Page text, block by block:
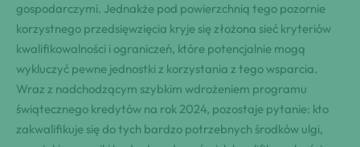
gospodarczymi. Jednakże pod powierzchnią tego pozornie
korzystnego przedsięwzięcia kryje się złożona sieć kryteriów
kwalifikowalności i ograniczeń, które potencjalnie mogą
wykluczyć pewne jednostki z korzystania z tego wsparcia.
Wraz z nadchodzącym szybkim wdrożeniem programu
świątecznego kredytów na rok 2024, pozostaje pytanie: kto
zakwalifikuje się do tych bardzo potrzebnych środków ulgi,